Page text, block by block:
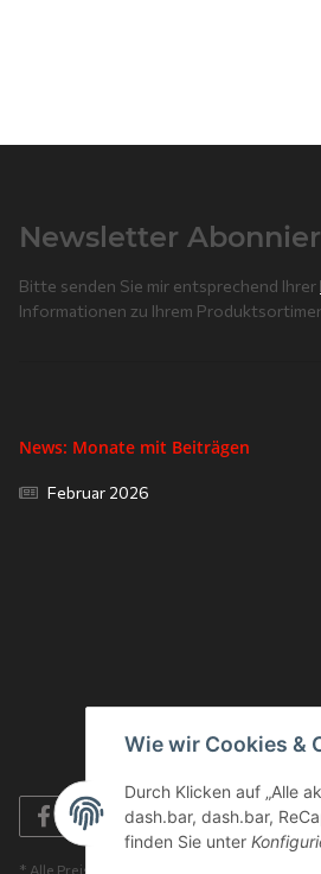
Wie wir Cookies &
Durch Klicken auf „Alle
dash.bar, dash.bar,
finden Sie unter
Newsletter
Bitte senden Sie mir entsprechend Ihrer
Informationen zu Ihrem
News: Monate mit Beiträgen
Februar 2026
* Alle Preise inkl. gesetzlicher USt., zzgl.